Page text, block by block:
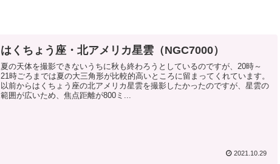
はくちょう座・北アメリカ星雲（NGC7000）
夏の天体を撮影できないうちに秋も終わろうとしているのですが、20時～
21時ごろまでは夏の大三角形が比較的高いところに留まってくれています。
以前からはくちょう座の北アメリカ星雲を撮影したかったのですが、星雲の
範囲が広いため、焦点距離が800ミ...
2021.10.29